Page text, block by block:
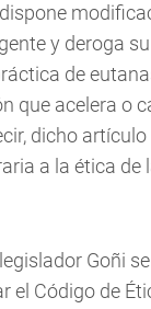
y deroga
de
que acelera o
dicho
a la ética de
Goñi
el Código de